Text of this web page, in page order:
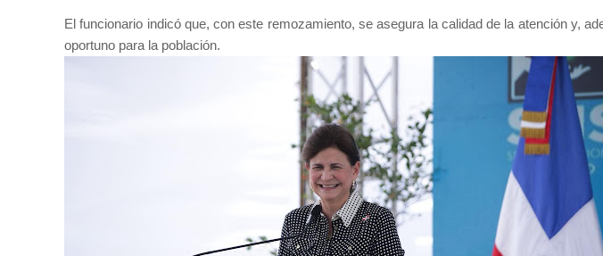
El funcionario indicó que, con este remozamiento, se asegura la calidad de la atención y,
oportuno para la población.